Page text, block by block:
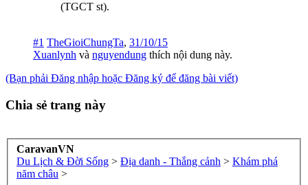
(TGCT st).
#1 TheGioiChungTa, 31/10/15
Xuanlynh và nguyendung thích nội dung này.
(Bạn phải Đăng nhập hoặc Đăng ký để đăng bài viết)
Chia sẻ trang này
CaravanVN
Du Lịch & Đời Sống > Địa danh - Thắng cảnh > Khám phá
năm châu >